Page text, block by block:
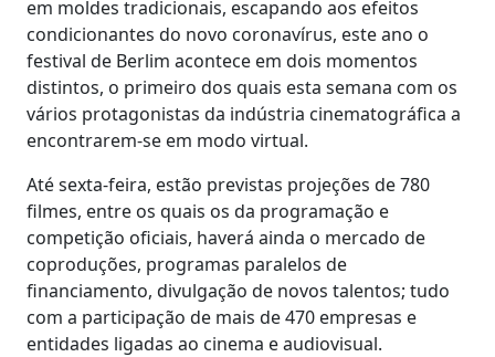
em moldes tradicionais, escapando aos efeitos
condicionantes do novo coronavírus, este ano o
festival de Berlim acontece em dois momentos
distintos, o primeiro dos quais esta semana com os
vários protagonistas da indústria cinematográfica a
encontrarem-se em modo virtual.
Até sexta-feira, estão previstas projeções de 780
filmes, entre os quais os da programação e
competição oficiais, haverá ainda o mercado de
coproduções, programas paralelos de
financiamento, divulgação de novos talentos; tudo
com a participação de mais de 470 empresas e
entidades ligadas ao cinema e audiovisual.